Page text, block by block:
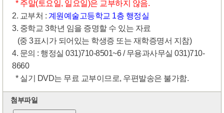
* 주말(토요일, 일요일)은 교부하지 않음.
2. 교부처 : 계원예술고등학교 1층 행정실
3. 중학교 3학년 임을 증명할 수 있는 자료
(중 3표시가 되어있는 학생증 또는 재학증명서 지참)
4. 문의 : 행정실 031)710-8501~6 / 무용과사무실 031)710-
8660
* 실기 DVD는 무료 교부이므로, 우편발송은 불가함.
첨부파일